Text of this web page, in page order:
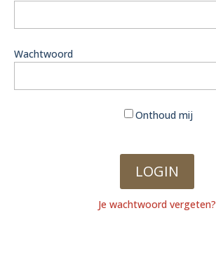
Wachtwoord
Onthoud mij
Je wachtwoord vergeten?